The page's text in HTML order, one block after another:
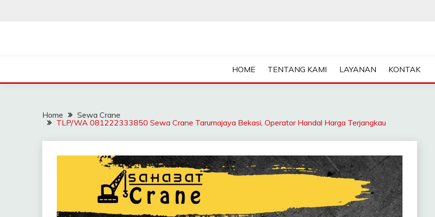
HOME TENTANG KAMI LAYANAN KONTAK
Home
Sewa Crane
TLP/WA 081222333850 Sewa Crane Tarumajaya Bekasi, Operator Handal Harga Terjangkau